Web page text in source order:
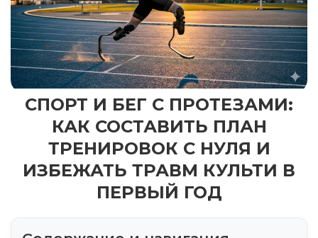
СПОРТ И БЕГ С ПРОТЕЗАМИ:
КАК СОСТАВИТЬ ПЛАН
ТРЕНИРОВОК С НУЛЯ И
ИЗБЕЖАТЬ ТРАВМ КУЛЬТИ В
ПЕРВЫЙ ГОД